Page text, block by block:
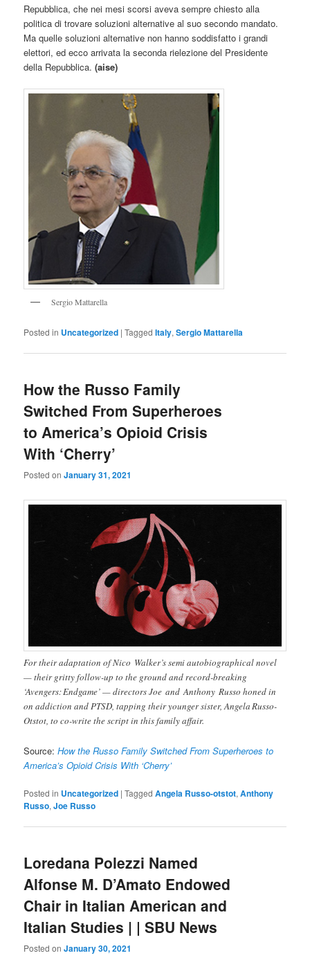
Repubblica, che nei mesi scorsi aveva sempre chiesto alla
politica di trovare soluzioni alternative al suo secondo mandato.
Ma quelle soluzioni alternative non hanno soddisfatto i grandi
elettori, ed ecco arrivata la seconda rielezione del Presidente
della Repubblica.(aise)
Sergio Mattarella
Posted in Uncategorized |Tagged Italy,Sergio Mattarella
How the Russo Family
Switched From Superheroes
to America’s Opioid Crisis
With ‘Cherry’
Posted onJanuary 31, 2021
For their adaptation of Nico Walker’s semi autobiographical novel
— their gritty follow-up to the ground and record-breaking
‘Avengers: Endgame’ — directors Joe and Anthony Russo honed in
on addiction and PTSD, tapping their younger sister, Angela Russo-
Otstot, to co-write the script in this family affair.
Source:How the Russo Family Switched From Superheroes to
America’s Opioid Crisis With ‘Cherry’
Posted in Uncategorized |Tagged Angela Russo-otstot,Anthony
Russo,Joe Russo
Loredana Polezzi Named
Alfonse M. D’Amato Endowed
Chair in Italian American and
Italian Studies | | SBU News
Posted onJanuary 30, 2021